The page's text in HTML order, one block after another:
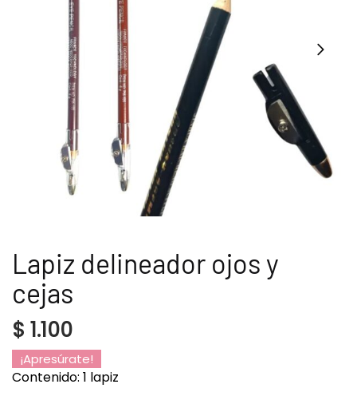
Lapiz delineador ojos y
cejas
$ 1.100
¡Apresúrate!
Contenido: 1 lapiz